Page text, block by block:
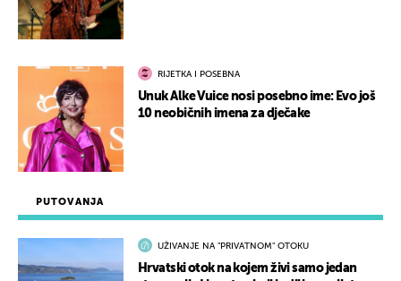
PUTOVANJA
UŽIVANJE NA "PRIVATNOM" OTOKU
Hrvatski otok na kojem živi samo jedan
RIJETKA I POSEBNA
Unuk Alke Vuice nosi posebno ime: Evo još
10 neobičnih imena za dječake